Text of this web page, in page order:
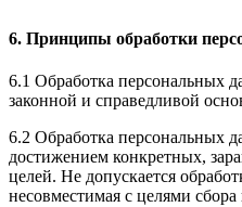
6. Принципы обработки
6.1 Обработка персональных
законной и справедливой
6.2 Обработка персональных
достижением конкретных,
целей. Не допускается
несовместимая с целями